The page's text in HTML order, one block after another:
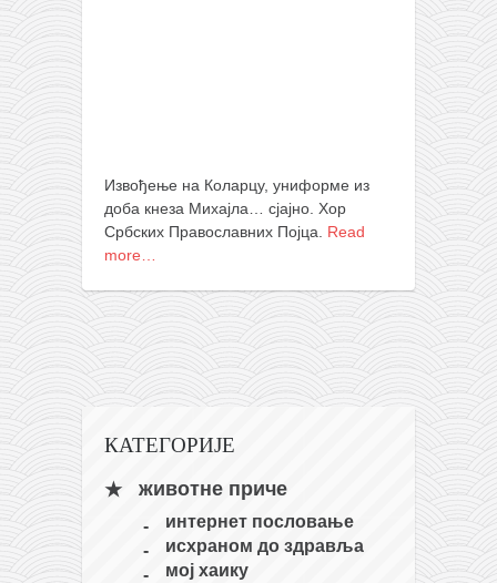
прота Воја
календар српски
Окинава карате
најновије на блогу
моје белешке
бубиши
карате
кихон
кушанку
пасаи
темашивари
кобудо
Извођење на Коларцу, униформе из
доба кнеза Михајла… сјајно. Хор
Србских Православних Појца. Read
more…
КАТЕГОРИЈЕ
животне приче
интернет пословање
исхраном до здравља
мој хаику